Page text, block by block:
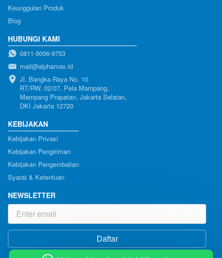
Keunggulan Produk
Blog
HUBUNGI KAMI
0811-9006-9753
mail@alphamax.id
Jl. Bangka Raya No. 10
RT/RW. 02/07, Pela Mampang,
Mampang Prapatan, Jakarta Selatan,
DKI Jakarta 12720
KEBIJAKAN
Kebijakan Privasi
Kebijakan Pengiriman
Kebijakan Pengembalian
Syarat & Ketentuan
NEWSLETTER
`Daftar